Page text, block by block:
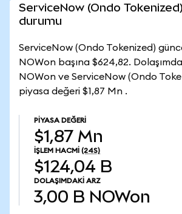
ServiceNow (Ondo
durumu
ServiceNow (Ondo Tokenized)
NOWon başına $624,82.
NOWon ve ServiceNow (Ondo
piyasa değeri $1,87 Mn .
PIYASA DEĞERI
$1,87 Mn
İŞLEM HACMI (24S)
$124,04 B
DOLAŞIMDAKI ARZ
3,00 B NOWon